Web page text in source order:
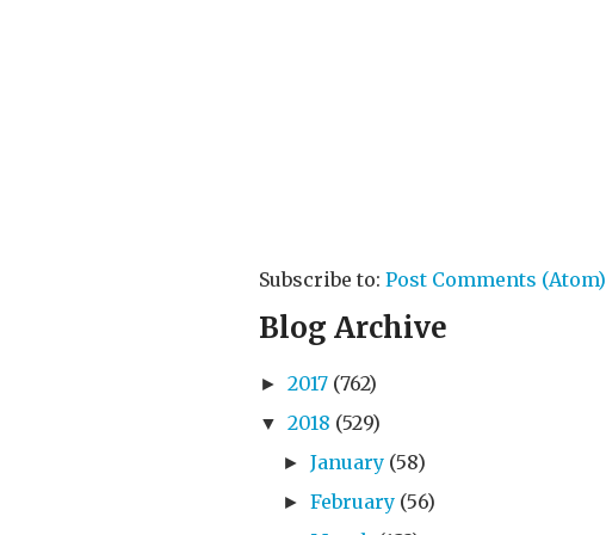
Subscribe to: Post Comments (Atom)
Blog Archive
► 2017 (762)
▼ 2018 (529)
►January (58)
►February (56)